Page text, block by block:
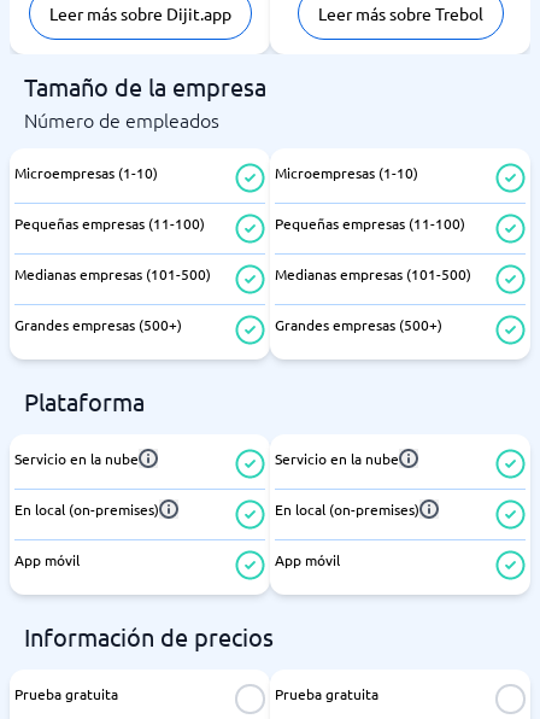
Leer más sobre Dijit.app Leer más sobre Trebol
Tamaño de la empresa
Número de empleados
Microempresas (1-10)
Pequeñas empresas (11-100)
Medianas empresas (101-500)
Grandes empresas (500+)
Microempresas (1-10)
Pequeñas empresas (11-100)
Medianas empresas (101-500)
Grandes empresas (500+)
Plataforma
Servicio en la nube
En local (on-premises)
App móvil
Servicio en la nube
En local (on-premises)
App móvil
Información de precios
Prueba gratuita Prueba gratuita